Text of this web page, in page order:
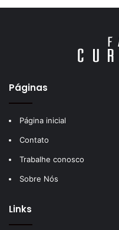
Páginas
Página inicial
Contato
Trabalhe conosco
Sobre Nós
Links